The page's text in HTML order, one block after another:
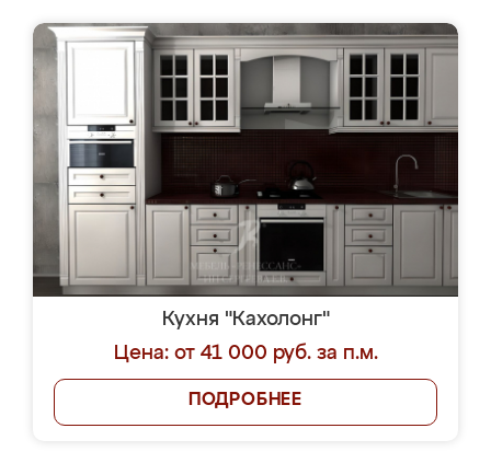
Кухня "Кахолонг"
Цена: от 41 000 руб. за п.м.
ПОДРОБНЕЕ